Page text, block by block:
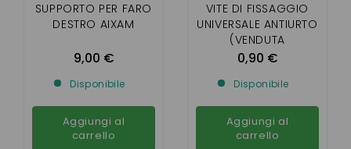
SUPPORTO PER FARO
DESTRO AIXAM
9,00 €
Disponibile
Aggiungi al
carrello
VITE DI FISSAGGIO
UNIVERSALE ANTIURTO
(VENDUTA
INDIVIDUALMENTE)
0,90 €
Disponibile
Aggiungi al
carrello